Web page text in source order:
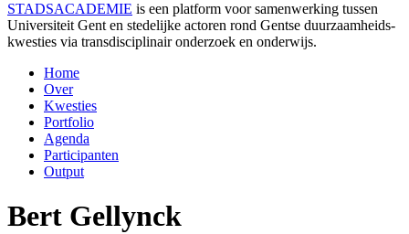
STADSACADEMIE is een platform voor samenwerking tussen
Universiteit Gent en stedelijke actoren rond Gentse duurzaamheids­
kwesties via transdisciplinair onderzoek en onderwijs.
Home
Over
Kwesties
Portfolio
Agenda
Participanten
Output
Bert Gellynck